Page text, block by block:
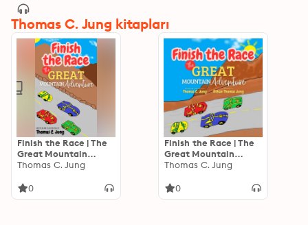
Thomas C. Jung kitapları
Finish the Race | The
Great Mountain
Adventure
Thomas C. Jung
0
Finish the Race | The
Great Mountain
Adventure
Thomas C. Jung
0